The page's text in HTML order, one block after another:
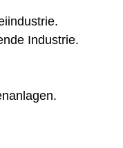
Industrie.